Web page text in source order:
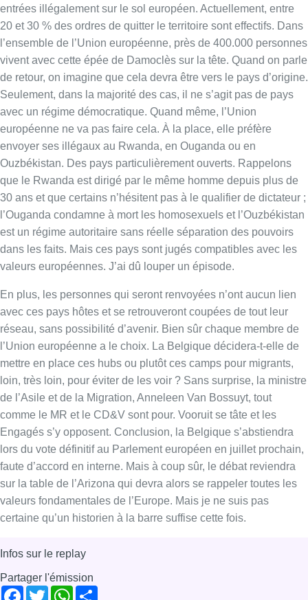
que le Rwanda est dirigé par le même homme depuis plus de
30 ans et que certains n’hésitent pas à le qualifier de dictateur ;
l’Ouganda condamne à mort les homosexuels et l’Ouzbékistan
est un régime autoritaire sans réelle séparation des pouvoirs
dans les faits. Mais ces pays sont jugés compatibles avec les
valeurs européennes. J’ai dû louper un épisode.
En plus, les personnes qui seront renvoyées n’ont aucun lien
avec ces pays hôtes et se retrouveront coupées de tout leur
réseau, sans possibilité d’avenir. Bien sûr chaque membre de
l’Union européenne a le choix. La Belgique décidera-t-elle de
mettre en place ces hubs ou plutôt ces camps pour migrants,
loin, très loin, pour éviter de les voir ? Sans surprise, la ministre
de l’Asile et de la Migration, Anneleen Van Bossuyt, tout
comme le MR et le CD&V sont pour. Vooruit se tâte et les
Engagés s’y opposent. Conclusion, la Belgique s’abstiendra
lors du vote définitif au Parlement européen en juillet prochain,
faute d’accord en interne. Mais à coup sûr, le débat reviendra
sur la table de l’Arizona qui devra alors se rappeler toutes les
valeurs fondamentales de l’Europe. Mais je ne suis pas
certaine qu’un historien à la barre suffise cette fois.
Infos sur le replay
Partager l'émission
Facebook
TwitterWhatsApp
Share
Dernier JT
Voir le dernier JT